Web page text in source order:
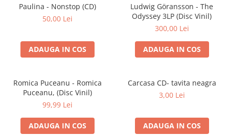
Viniluri Românești
Colecția Electrecord
Paulina - Nonstop (CD)
50,00 Lei
ADAUGA IN COS
Ludwig Göransson - The
Odyssey 3LP (Disc Vinil)
300,00 Lei
ADAUGA IN COS
Romica Puceanu - Romica
Puceanu, (Disc Vinil)
99,99 Lei
ADAUGA IN COS
Carcasa CD- tavita neagra
3,00 Lei
ADAUGA IN COS